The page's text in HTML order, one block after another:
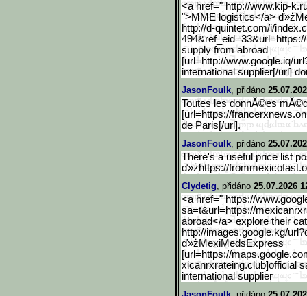
<a href=" http://www.kip-
">MME logistics</a>
http://d-quintet.com/i/in
supply from abroad
[url=http://www.google.iq/
international supplier[/url]
JasonFoulk, přidáno
Toutes les donnĂ©es
[url=https://
de Paris[/url].
JasonFoulk, přidáno
There's a useful price list
ď»żhttps://
Clydetig, přidáno 25.07.2026
<a href=" https://
sa=t&url=https://
abroad</a> explore their
http://images.google.kg/u
ď»żMexiMedsExpress
[url=https://maps.google.
xicanrxrateing.club]official
international supplier